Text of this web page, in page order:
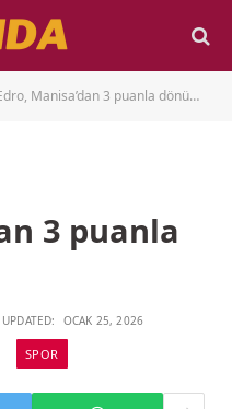
Manisa’dan 3 puanla dönüyor
3 puanla
UPDATED: OCAK 25, 2026
SPOR